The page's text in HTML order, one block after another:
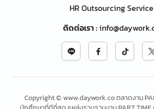
HR Outsourcing Service
ติดต่อเรา:
Copyright © www.daywork.co ตลาดงาน